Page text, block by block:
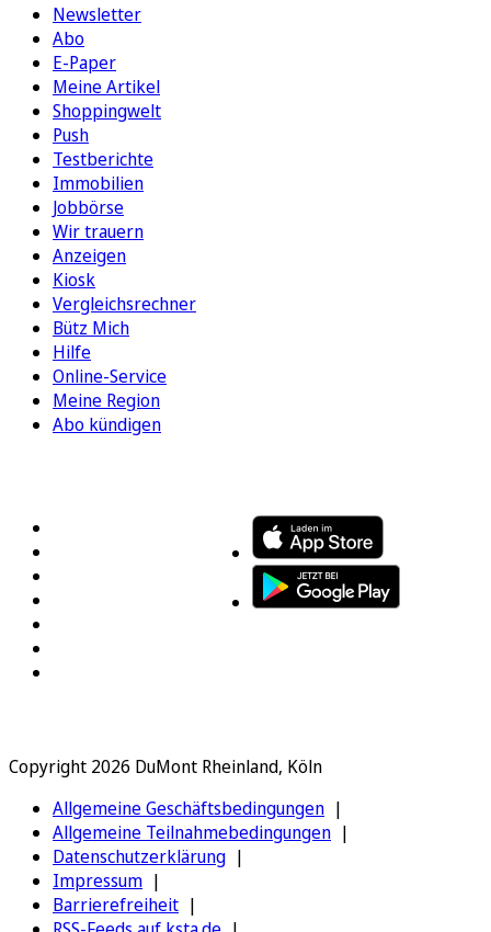
Newsletter
Abo
E-Paper
Meine Artikel
Shoppingwelt
Push
Testberichte
Immobilien
Jobbörse
Wir trauern
Anzeigen
Kiosk
Vergleichsrechner
Bütz Mich
Hilfe
Online-Service
Meine Region
Abo kündigen
Copyright 2026 DuMont Rheinland, Köln
Allgemeine Geschäftsbedingungen
Allgemeine Teilnahmebedingungen
Datenschutzerklärung
Impressum
Barrierefreiheit